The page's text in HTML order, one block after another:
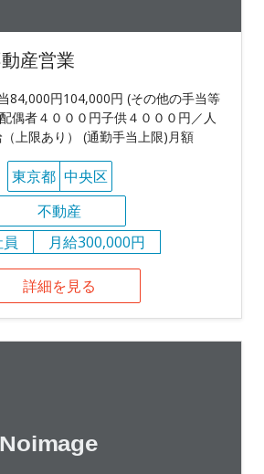
産営業
84,000円104,000円 (その他の手当等
偶者４０００円子供４０００円／人
上限あり） (通勤手当上限)月額
東京都 中央区
不動産
月給300,000円
詳細を見る